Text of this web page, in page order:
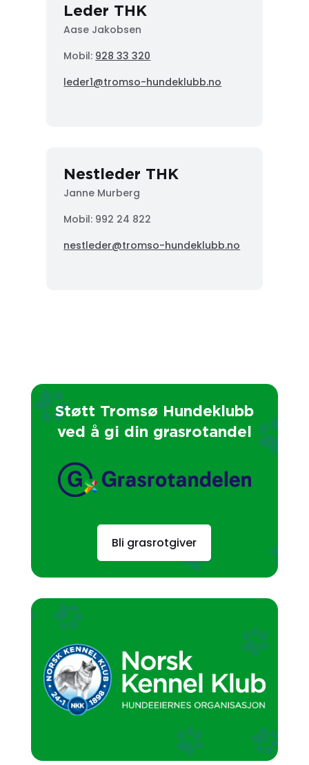
Leder THK
Aase Jakobsen
Mobil: 928 33 320
leder1@tromso-hundeklubb.no
Nestleder THK
Janne Murberg
Mobil: 992 24 822
nestleder@tromso-hundeklubb.no
Støtt Tromsø Hundeklubb
ved å gi din grasrotandel
Bli grasrotgiver